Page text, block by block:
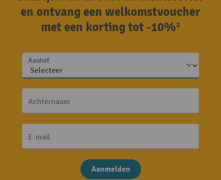
en ontvang een welkomstvoucher
met een korting tot -10%²
Aanhef
Achternaam
E-mail
Aanmelden